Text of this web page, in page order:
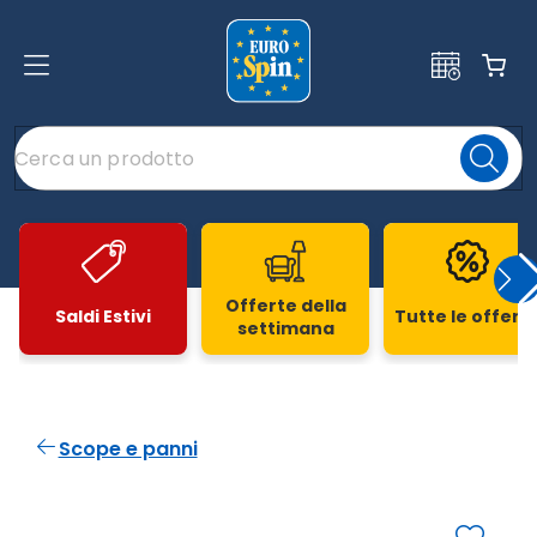
Saldi Estivi
Offerte della
settimana
Tutte le
Scope e panni